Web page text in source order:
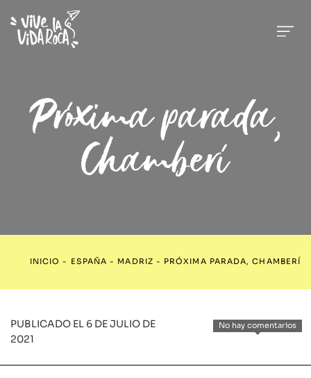
Próxima parada,
Chamberí
INICIO - ESPAÑA - MADRIZ - PRÓXIMA PARADA, CHAMBERÍ
No hay comentarios
PUBLICADO EL 6 DE JULIO DE
2021